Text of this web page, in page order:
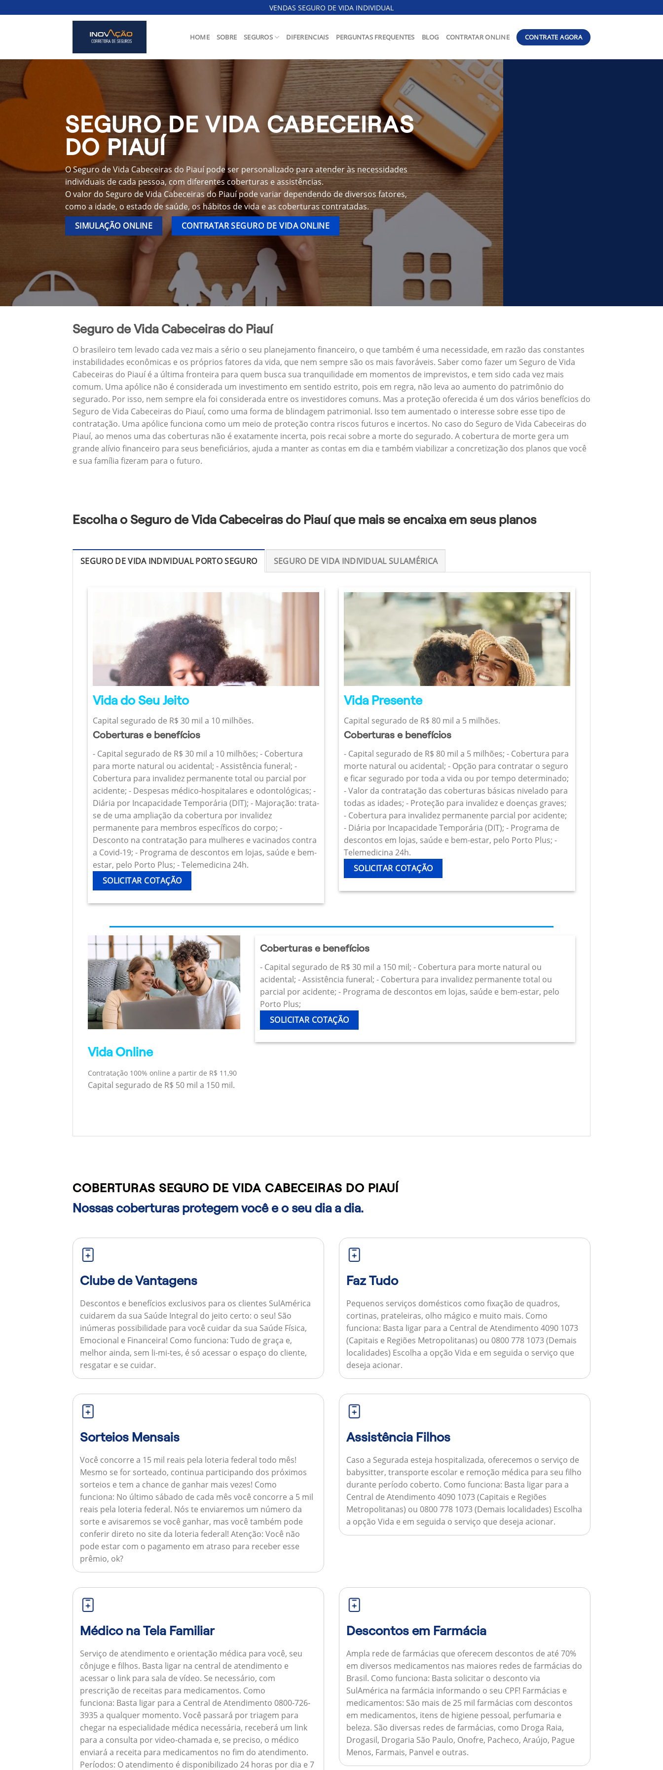
to
VENDAS SEGURO DE VIDA INDIVIDUAL
HOME SOBRE SEGUROS DIFERENCIAIS PERGUNTAS FREQUENTES BLOG CONTRATAR ONLINE CONTRATE AGORA
SEGURO DE VIDA CABECEIRAS
DO PIAUÍ
O Seguro de Vida Cabeceiras do Piauí pode ser personalizado para atender às necessidades
individuais de cada pessoa, com diferentes coberturas e assistências.
O valor do Seguro de Vida Cabeceiras do Piauí pode variar dependendo de diversos fatores,
como a idade, o estado de saúde, os hábitos de vida e as coberturas contratadas.
SIMULAÇÃO ONLINE
CONTRATAR SEGURO DE VIDA ONLINE
Seguro de Vida Cabeceiras do Piauí
O brasileiro tem levado cada vez mais a sério o seu planejamento financeiro, o que também é uma necessidade, em razão das constantes
instabilidades econômicas e os próprios fatores da vida, que nem sempre são os mais favoráveis. Saber como fazer um Seguro de Vida
Cabeceiras do Piauí é a última fronteira para quem busca sua tranquilidade em momentos de imprevistos, e tem sido cada vez mais
comum. Uma apólice não é considerada um investimento em sentido estrito, pois em regra, não leva ao aumento do patrimônio do
segurado. Por isso, nem sempre ela foi considerada entre os investidores comuns. Mas a proteção oferecida é um dos vários benefícios do
Seguro de Vida Cabeceiras do Piauí, como uma forma de blindagem patrimonial. Isso tem aumentado o interesse sobre esse tipo de
contratação. Uma apólice funciona como um meio de proteção contra riscos futuros e incertos. No caso do Seguro de Vida Cabeceiras do
Piauí, ao menos uma das coberturas não é exatamente incerta, pois recai sobre a morte do segurado. A cobertura de morte gera um
grande alívio financeiro para seus beneficiários, ajuda a manter as contas em dia e também viabilizar a concretização dos planos que você
e sua família fizeram para o futuro.
Escolha o Seguro de Vida Cabeceiras do Piauí que mais se encaixa em seus planos
SEGURO DE VIDA INDIVIDUAL PORTO SEGURO SEGURO DE VIDA INDIVIDUAL SULAMÉRICA
Vida do Seu Jeito
Capital segurado de R$ 30 mil a 10 milhões.
Coberturas e benefícios
- Capital segurado de R$ 30 mil a 10 milhões; - Cobertura
para morte natural ou acidental; - Assistência funeral; -
Cobertura para invalidez permanente total ou parcial por
acidente; - Despesas médico-hospitalares e odontológicas; -
Diária por Incapacidade Temporária (DIT); - Majoração: trata-
se de uma ampliação da cobertura por invalidez
permanente para membros específicos do corpo; -
Desconto na contratação para mulheres e vacinados contra
a Covid-19; - Programa de descontos em lojas, saúde e bem-
estar, pelo Porto Plus; - Telemedicina 24h.
SOLICITAR COTAÇÃO
Vida Presente
Capital segurado de R$ 80 mil a 5 milhões.
Coberturas e benefícios
- Capital segurado de R$ 80 mil a 5 milhões; - Cobertura para
morte natural ou acidental; - Opção para contratar o seguro
e ficar segurado por toda a vida ou por tempo determinado;
- Valor da contratação das coberturas básicas nivelado para
todas as idades; - Proteção para invalidez e doenças graves;
- Cobertura para invalidez permanente parcial por acidente;
- Diária por Incapacidade Temporária (DIT); - Programa de
descontos em lojas, saúde e bem-estar, pelo Porto Plus; -
Telemedicina 24h.
SOLICITAR COTAÇÃO
Vida Online
Contratação 100% online a partir de R$ 11,90
Capital segurado de R$ 50 mil a 150 mil.
Coberturas e benefícios
- Capital segurado de R$ 30 mil a 150 mil; - Cobertura para morte natural ou
acidental; - Assistência funeral; - Cobertura para invalidez permanente total ou
parcial por acidente; - Programa de descontos em lojas, saúde e bem-estar, pelo
Porto Plus;
SOLICITAR COTAÇÃO
COBERTURAS SEGURO DE VIDA CABECEIRAS DO PIAUÍ
Nossas coberturas protegem você e o seu dia a dia.
Clube de Vantagens
Descontos e benefícios exclusivos para os clientes SulAmérica
cuidarem da sua Saúde Integral do jeito certo: o seu! São
inúmeras possibilidade para você cuidar da sua Saúde Física,
Emocional e Financeira! Como funciona: Tudo de graça e,
melhor ainda, sem li-mi-tes, é só acessar o espaço do cliente,
resgatar e se cuidar.
Faz Tudo
Pequenos serviços domésticos como fixação de quadros,
cortinas, prateleiras, olho mágico e muito mais. Como
funciona: Basta ligar para a Central de Atendimento 4090 1073
(Capitais e Regiões Metropolitanas) ou 0800 778 1073 (Demais
localidades) Escolha a opção Vida e em seguida o serviço que
deseja acionar.
Sorteios Mensais
Você concorre a 15 mil reais pela loteria federal todo mês!
Mesmo se for sorteado, continua participando dos próximos
sorteios e tem a chance de ganhar mais vezes! Como
funciona: No último sábado de cada mês você concorre a 5 mil
reais pela loteria federal. Nós te enviaremos um número da
sorte e avisaremos se você ganhar, mas você também pode
conferir direto no site da loteria federal!Atenção: Você não
pode estar com o pagamento em atraso para receber esse
prêmio, ok?
Assistência Filhos
Caso a Segurada esteja hospitalizada, oferecemos o serviço de
babysitter, transporte escolar e remoção médica para seu filho
durante período coberto. Como funciona: Basta ligar para a
Central de Atendimento 4090 1073 (Capitais e Regiões
Metropolitanas) ou 0800 778 1073 (Demais localidades) Escolha
a opção Vida e em seguida o serviço que deseja acionar.
Médico na Tela Familiar
Serviço de atendimento e orientação médica para você, seu
cônjuge e filhos. Basta ligar na central de atendimento e
acessar o link para sala de vídeo. Se necessário, com
prescrição de receitas para medicamentos. Como
funciona: Basta ligar para a Central de Atendimento 0800-726-
3935 a qualquer momento. Você passará por triagem para
chegar na especialidade médica necessária, receberá um link
para a consulta por video-chamada e, se preciso, o médico
enviará a receita para medicamentos no fim do atendimento.
Períodos: O atendimento é disponibilizado 24 horas por dia e 7
Descontos em Farmácia
Ampla rede de farmácias que oferecem descontos de até 70%
em diversos medicamentos nas maiores redes de farmácias do
Brasil. Como funciona: Basta solicitar o desconto via
SulAmérica na farmácia informando o seu CPF! Farmácias e
medicamentos: São mais de 25 mil farmácias com descontos
em medicamentos, itens de higiene pessoal, perfumaria e
beleza. São diversas redes de farmácias, como Droga Raia,
Drogasil, Drogaria São Paulo, Onofre, Pacheco, Araújo, Pague
Menos, Farmais, Panvel e outras.